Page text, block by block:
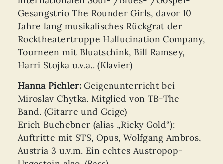
Gesangstrio The Rounder Girls, davor 10
Jahre lang musikalisches Rückgrat der
Rocktheatertruppe Hallucination Company,
Tourneen mit Bluatschink, Bill Ramsey,
Harri Stojka u.v.a.. (Klavier)
Hanna Pichler:Geigenunterricht bei
Miroslav Chytka. Mitglied von TB-The
Band. (Gitarre und Geige)
Erich Buchebner (alias „Ricky Gold“):
Auftritte mit STS, Opus, Wolfgang Ambros,
Austria 3 u.v.m. Ein echtes Austropop-